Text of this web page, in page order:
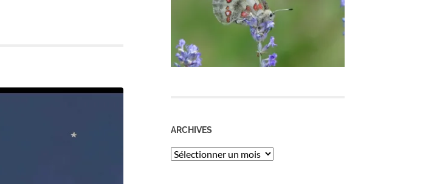
ARCHIVES
ARCHIVES